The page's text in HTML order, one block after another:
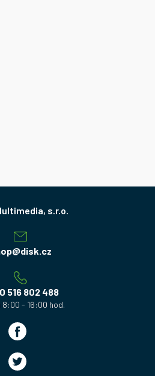
@disk.cz
516 802 488